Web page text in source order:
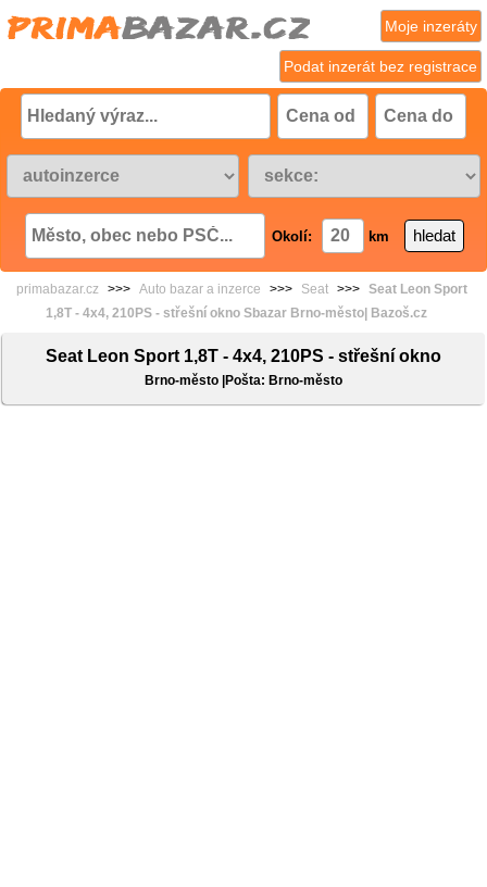
Podat inzerát bez registrace
Moje inzeráty
Okolí: km
primabazar.cz >>> Auto bazar a inzerce >>> Seat >>> Seat Leon Sport
1,8T - 4x4, 210PS - střešní okno Sbazar Brno-město| Bazoš.cz
Seat Leon Sport 1,8T - 4x4, 210PS - střešní okno
Brno-město |Pošta: Brno-město